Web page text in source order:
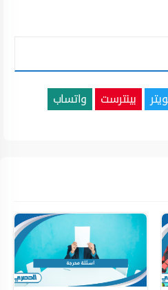
بينترست
واتساب